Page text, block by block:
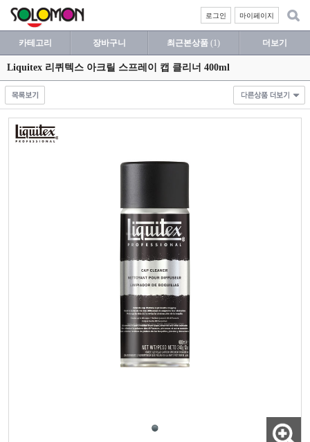
마이페이지
로그인
카테고리 장바구니 최근본상품 (1) 더보기
Liquitex 리퀴텍스 아크릴 스프레이 캡 클리너 400ml